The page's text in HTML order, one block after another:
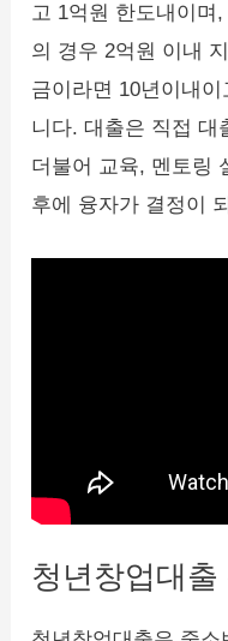
고 1억원 한도내이며
의 경우 2억원 이내
금이라면 10년이내
니다. 대출은 직접 대
더불어 교육, 멘토링
후에 융자가 결정이
청년창업대출